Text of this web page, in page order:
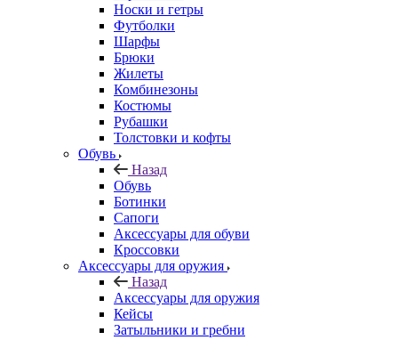
Носки и гетры
Футболки
Шарфы
Брюки
Жилеты
Комбинезоны
Костюмы
Рубашки
Толстовки и кофты
Обувь
Назад
Обувь
Ботинки
Сапоги
Аксессуары для обуви
Кроссовки
Аксессуары для оружия
Назад
Аксессуары для оружия
Кейсы
Затыльники и гребни